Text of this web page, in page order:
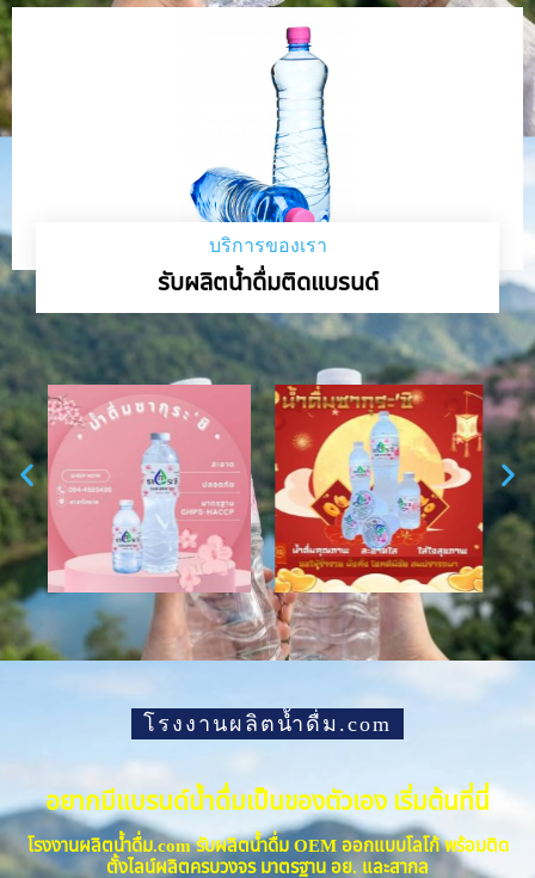
บริการของเรา
รับผลิตน้ำดื่มติดแบรนด์
โรงงานผลิตน้ำดื่ม.com
อยากมีแบรนด์น้ำดื่มเป็นของตัวเอง เริ่มต้นที่นี่
โรงงานผลิตน้ำดื่ม.com รับผลิตน้ำดื่ม OEM ออกแบบโลโก้ พร้อมติด
ตั้งไลน์ผลิตครบวงจร มาตรฐาน อย. และสากล